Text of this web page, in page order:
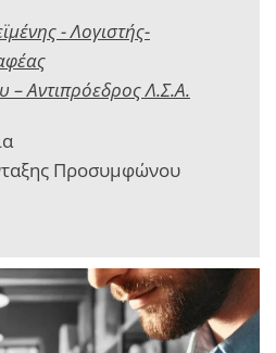
- Λογιστής-
– Αντιπρόεδρος Λ.Σ.Α.
Προσυμφώνου